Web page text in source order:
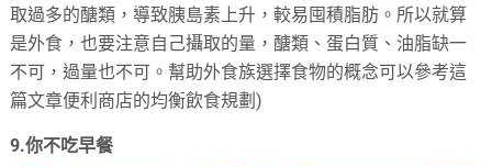
取過多的醣類，導致胰島素上升，較易囤積脂肪。所以就算
是外食，也要注意自己攝取的量，醣類、蛋白質、油脂缺一
不可，過量也不可。幫助外食族選擇食物的概念可以參考這
篇文章便利商店的均衡飲食規劃)
9.你不吃早餐